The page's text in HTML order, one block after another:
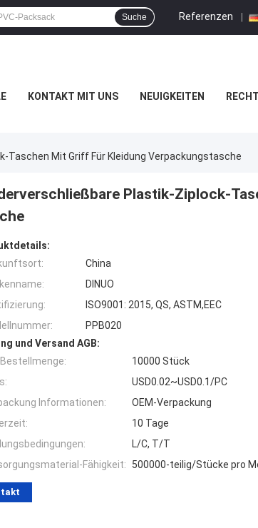
Referenzen |
Suche
KONTAKT MIT UNS NEUIGKEITEN
Mit Griff Für Kleidung Verpackungstasche
Plastik-Ziplock-
China
DINUO
ISO9001: 2015, QS, ASTM,EEC
PPB020
und Versand AGB:
10000 Stück
USD0.02~USD0.1/PC
Informationen:
OEM-Verpackung
10 Tage
L/C, T/T
Fähigkeit:
500000-teilig/Stücke pro